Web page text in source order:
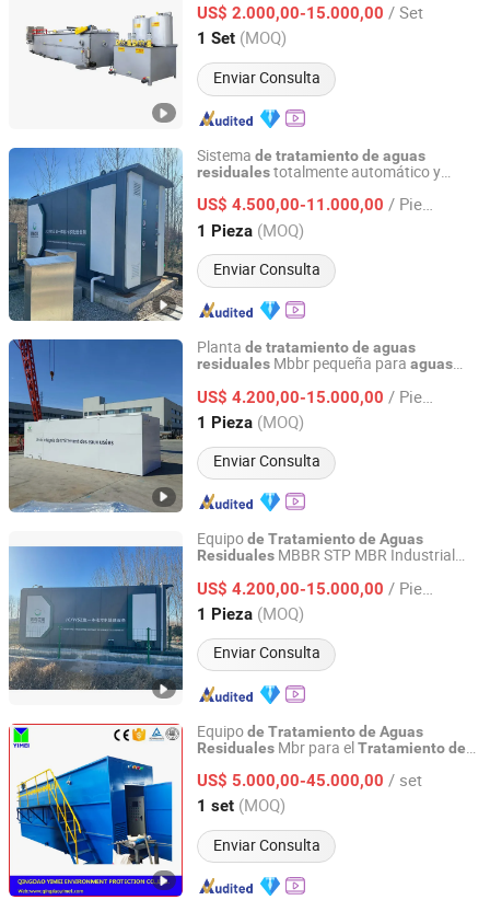
IndustrialesdeLeche
US$ 2.000,00-15.000,00 / Set
1 Set (MOQ)
Enviar Consulta
Shandong, China Desde 2020
Sistema de tratamientode aguas
residualestotalmente automático y
derestaurantes residenciales, escuelas y
máquinas de tratamiento
residuales
US$ 4.500,00-11.000,00 / Pieza
1 Pieza (MOQ)
Enviar Consulta
Qingdao Juchuan Environmental Protection Technology
Co., Ltd.
Shandong, China Desde 2026
Planta de tratamientode aguas
residuales Mbbr pequeña para aguas
y resort con sistemadecontrol
automático PLC
US$ 4.200,00-15.000,00 / Pieza
1 Pieza (MOQ)
Enviar Consulta
Qingdao Juchuan Environmental Protection Technology
Co., Ltd.
Shandong, China
Equipode Tratamientode Aguas
Residuales MBBR STP MBR Industrial
Ganadería en Mataderos
US$ 4.200,00-15.000,00 / Pieza
1 Pieza (MOQ)
Enviar Consulta
Qingdao Juchuan Environmental Protection Technology
Co., Ltd.
Shandong, China Desde 2026
Equipode Tratamientode Aguas
Residuales Mbr para elTratamientode
US$ 5.000,00-45.000,00 / set
1 set (MOQ)
Enviar Consulta
Qingdao Yimei Environment Project Co., Ltd.
Shandong, China Desde 2018